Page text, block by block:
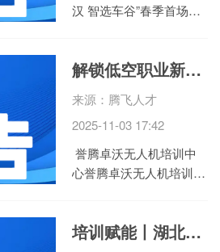
汉 智选车谷”春季首场校
区“学子聚汉”工程的“开年
家重点企业、1276个优质
岗位，涉及新能源、智能
制...
解锁低空职业新赛道！誉腾卓沃无人机培训中心，权威认证 + 广泛就业，等你来！
来源：腾飞人才
2025-11-03 17:42
誉腾卓沃无人机培训中
心誉腾卓沃无人机培训中
业机构，依托连锁办校与
培训赋能丨湖北腾飞人才2025年第三期综合能力提升培训成功举办